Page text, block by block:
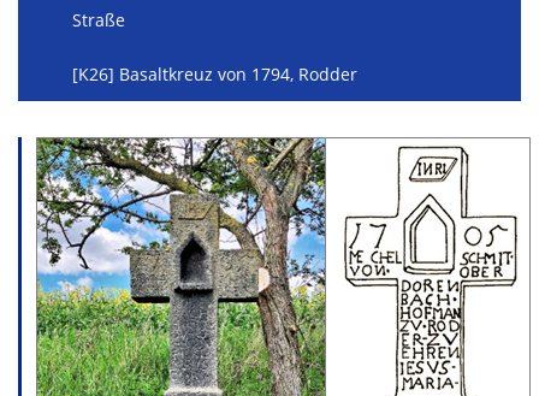
Straße
[K26] Basaltkreuz von 1794, Rodder